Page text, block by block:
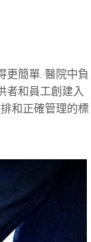
更簡單. 醫院中負
者和員工創建入
和正確管理的標